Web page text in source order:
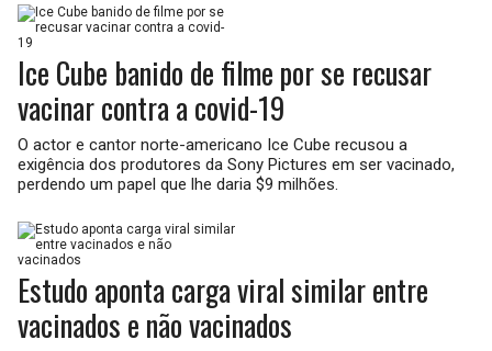
Ice Cube banido de filme por se recusar
vacinar contra a covid-19
O actor e cantor norte-americano Ice Cube recusou a
exigência dos produtores da Sony Pictures em ser vacinado,
perdendo um papel que lhe daria $9 milhões.
Estudo aponta carga viral similar entre
vacinados e não vacinados